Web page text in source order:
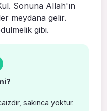
Sonuna Allah'ın
meydana gelir.
gibi.
sakınca yoktur.